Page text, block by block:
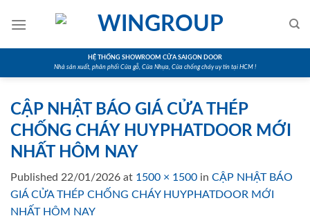
HỆ THỐNG SHOWROOM CỬA SAIGON DOOR
Nhà sản xuất, phân phối Cửa gỗ, Cửa Nhựa, Cửa chống cháy uy tín tại HCM !
CẬP NHẬT BÁO GIÁ CỬA THÉP
CHỐNG CHÁY HUYPHATDOOR MỚI
NHẤT HÔM NAY
Published 22/01/2026 at 1500 × 1500 in CẬP NHẬT BÁO
GIÁ CỬA THÉP CHỐNG CHÁY HUYPHATDOOR MỚI
NHẤT HÔM NAY